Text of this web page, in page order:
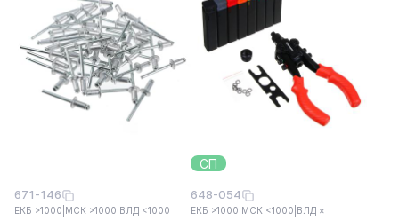
671-146
ЕКБ >1000 МСК >1000 ВЛД <1000
СП
648-054
ЕКБ >1000 МСК <1000 ВЛД ×